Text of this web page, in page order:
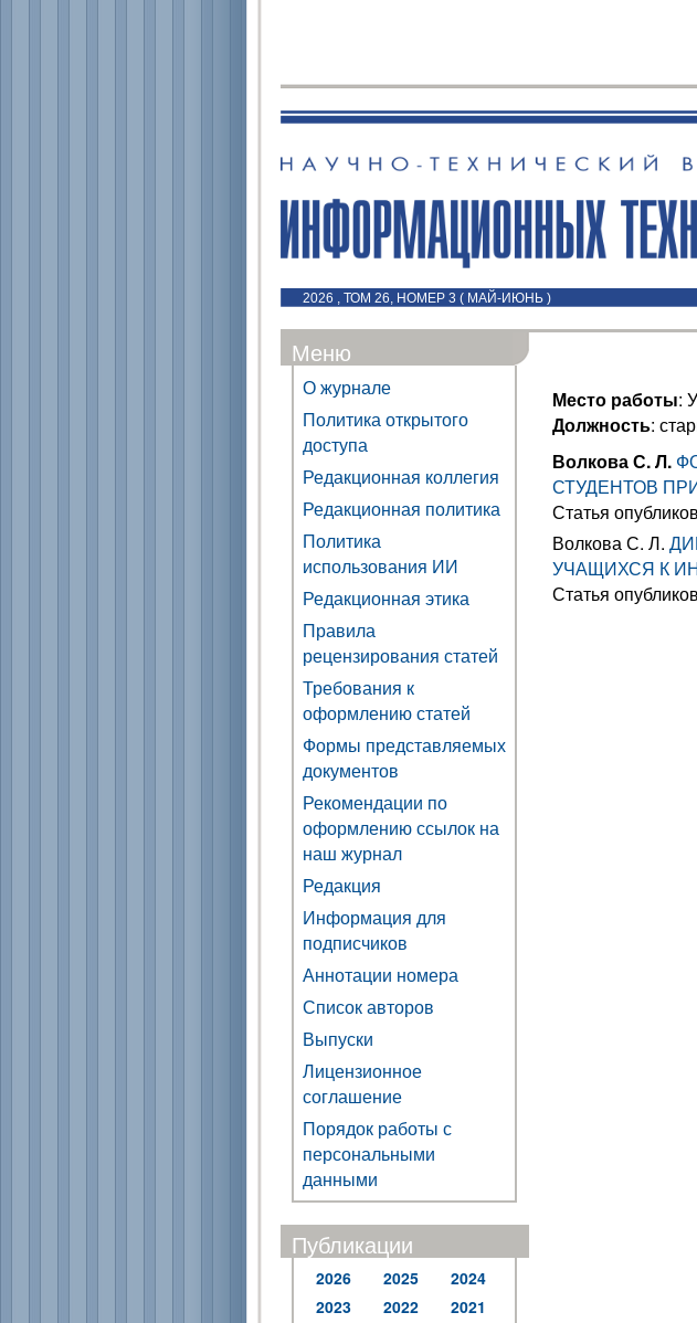
2026 , ТОМ 26, НОМЕР 3 ( МАЙ-ИЮНЬ )
Меню
О журнале
Политика открытого
доступа
Редакционная коллегия
Редакционная политика
Политика
использования ИИ
Редакционная этика
Правила
рецензирования статей
Требования к
оформлению статей
Формы представляемых
документов
Рекомендации по
оформлению ссылок на
наш журнал
Редакция
Информация для
подписчиков
Аннотации номера
Список авторов
Выпуски
Лицензионное
соглашение
Порядок работы с
персональными
данными
Публикации
2026 2025
2024
2023
2022
2021
Место работы:
Должность:
Волкова С. Л.
СТУДЕНТОВ
Статья
Волкова С. Л.
УЧАЩИХСЯ К
Статья